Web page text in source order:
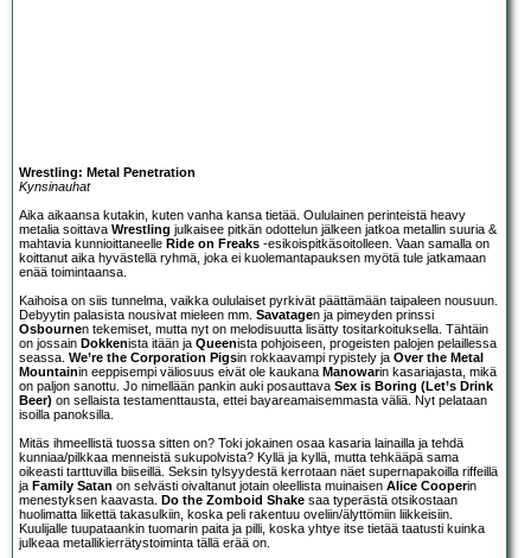
Wrestling: Metal Penetration
Kynsinauhat
Aika aikaansa kutakin, kuten vanha kansa tietää. Oululainen perinteistä heavy
metalia soittava Wrestling julkaisee pitkän odottelun jälkeen jatkoa metallin suuria &
mahtavia kunnioittaneelle Ride on Freaks -esikoispitkäsoitolleen. Vaan samalla on
koittanut aika hyvästellä ryhmä, joka ei kuolemantapauksen myötä tule jatkamaan
enää toimintaansa.
Kaihoisa on siis tunnelma, vaikka oululaiset pyrkivät päättämään taipaleen nousuun.
Debyytin palasista nousivat mieleen mm. Savatagen ja pimeyden prinssi
Osbournen tekemiset, mutta nyt on melodisuutta lisätty tositarkoituksella. Tähtäin
on jossain Dokkenista itään ja Queenista pohjoiseen, progeisten palojen pelaillessa
seassa. We’re the Corporation Pigsin rokkaavampi rypistely ja Over the Metal
Mountainin eeppisempi väliosuus eivät ole kaukana Manowarin kasariajasta, mikä
on paljon sanottu. Jo nimellään pankin auki posauttava Sex is Boring (Let’s Drink
Beer) on sellaista testamenttausta, ettei bayareamaisemmasta väliä. Nyt pelataan
isoilla panoksilla.
Mitäs ihmeellistä tuossa sitten on? Toki jokainen osaa kasaria lainailla ja tehdä
kunniaa/pilkkaa menneistä sukupolvista? Kyllä ja kyllä, mutta tehkääpä sama
oikeasti tarttuvilla biiseillä. Seksin tylsyydestä kerrotaan näet supernapakoilla riffeillä
ja Family Satan on selvästi oivaltanut jotain oleellista muinaisen Alice Cooperin
menestyksen kaavasta. Do the Zomboid Shake saa typerästä otsikostaan
huolimatta liikettä takasulkiin, koska peli rakentuu oveliin/älyttömiin liikkeisiin.
Kuulijalle tuupataankin tuomarin paita ja pilli, koska yhtye itse tietää taatusti kuinka
julkeaa metallikierrätystoiminta tällä erää on.